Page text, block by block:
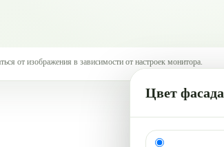
от изображения в зависимости от настроек монитора.
Цвет фасада